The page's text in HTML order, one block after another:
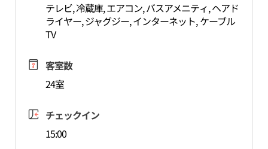
テレビ, 冷蔵庫, エアコン, バスアメニティ, ヘアド
ライヤー, ジャグジー, インターネット, ケーブル
TV
客室数
24室
チェックイン
15:00